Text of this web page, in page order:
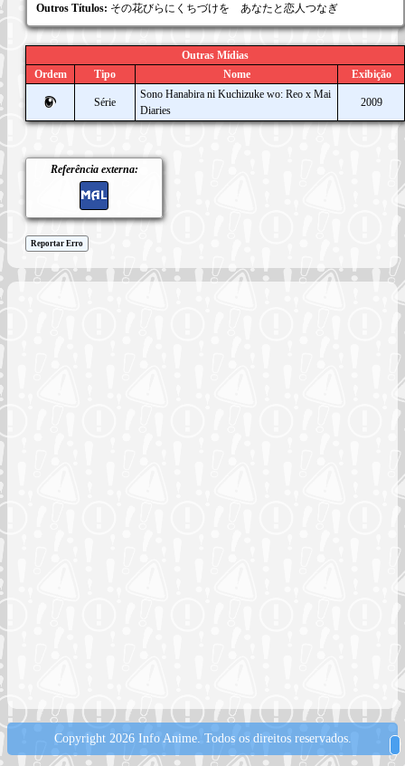
Outros Títulos: その花びらにくちづけを あなたと恋人つなぎ
Outras Mídias
Ordem
Tipo Nome Exibição
Série
Sono Hanabira ni Kuchizuke wo: Reo x Mai
Diaries
2009
Referência externa:
Reportar Erro
Copyright 2026 Info Anime. Todos os direitos reservados.